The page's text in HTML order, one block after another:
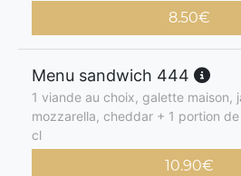
8.50€
Menu sandwich 444
1 viande au choix, galette maison,
mozzarella, cheddar + 1 portion
cl
10.90€